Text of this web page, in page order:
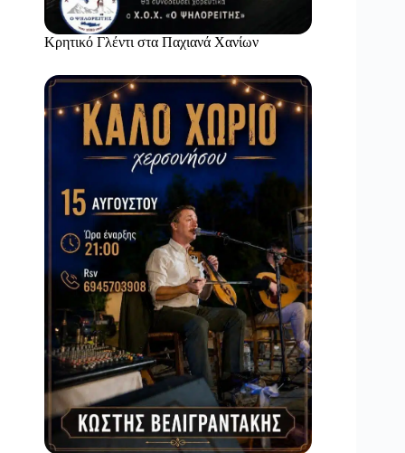
Κρητικό Γλέντι στα Παχιανά Χανίων